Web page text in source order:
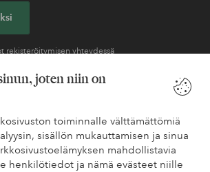
joten niin on
toiminnalle välttämättömiä
sisällön mukauttamisen ja sinua
mahdollistavia
henkilötiedot ja nämä evästeet niille
rekisteröitymisen yhteydessä
kysyttyihin kysymyksiin usein
Löydät myös tietoa siitä, miten voit ottaa